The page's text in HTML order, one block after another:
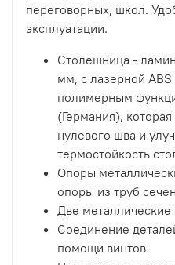
переговорных, школ.
эксплуатации.
Столешница -
мм, с лазерной
полимерным
(Германия),
нулевого шва и
термостойкость
Опоры
опоры из труб
Две металлические
Соединение
помощи винтов